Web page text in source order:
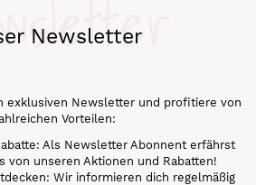
Newsletter
exklusiven Newsletter und profitiere von
Vorteilen:
Als Newsletter Abonnent erfährst
von unseren Aktionen und Rabatten!
Wir informieren dich regelmäßig